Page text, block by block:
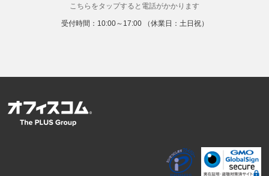
8. 本人が容易に認識できない方法による取得
提供先の所在国の名称：アメリカ（Google LLC）
当該外国における個人情報の保護に関する制度：APECのCBPR
システムの加盟国・地域(APECのプライバシーフレームワークに
提供先が講ずる個人情報の保護のための措置：APECのプライバ
シーフレームワーク及びOECDプライバシーガイドライン8原則
に対応する個人情報の保護のための措置を講じています。
こちらをタップすると電話がかかります
受付時間：10:00～17:00 （休業日：土日祝）